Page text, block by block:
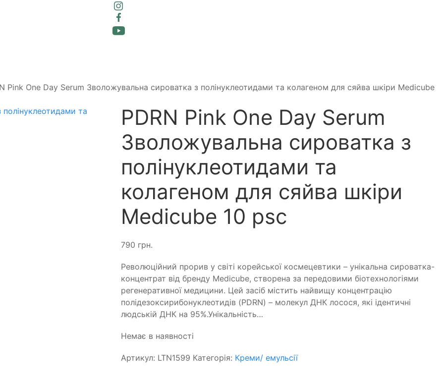
Pink One Day Serum Зволожувальна сироватка з полінуклеотидами та колагеном для сяйва шкіри Medicube
PDRN Pink One Day Serum
Зволожувальна сироватка з
полінуклеотидами та
колагеном для сяйва шкіри
Medicube 10 psc
790 грн.
Революційний прорив у світі корейської космецевтики – унікальна сироватка-
концентрат від бренду Medicube, створена за передовими біотехнологіями
регенеративної медицини. Цей засіб містить найвищу концентрацію
полідезоксирибонуклеотидів (PDRN) – молекул ДНК лосося, які ідентичні
людській ДНК на 95%.Унікальність…
Немає в наявності
Артикул: LTN1599 Категорія: Креми/ емульсії